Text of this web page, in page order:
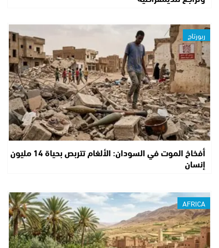
ربورتاج
أفخاخ الموت في السودان: الألغام تتربص بحياة 14 مليون
إنسان
AFRICA